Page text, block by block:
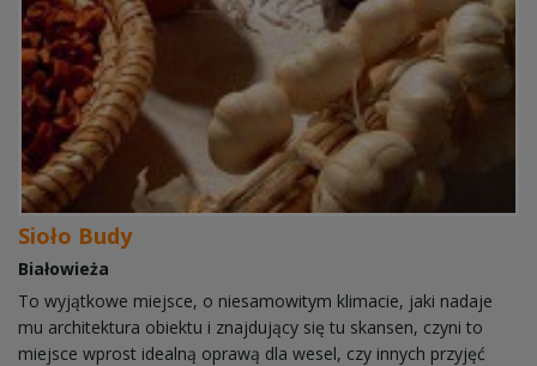
Sioło Budy
Białowieża
To wyjątkowe miejsce, o niesamowitym klimacie, jaki nadaje
mu architektura obiektu i znajdujący się tu skansen, czyni to
miejsce wprost idealną oprawą dla wesel, czy innych przyjęć